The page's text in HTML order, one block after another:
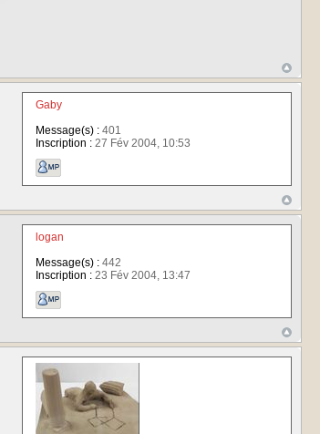
Gaby
Message(s) :401
Inscription :27 Fév 2004, 10:53
logan
Message(s) :442
Inscription :23 Fév 2004, 13:47